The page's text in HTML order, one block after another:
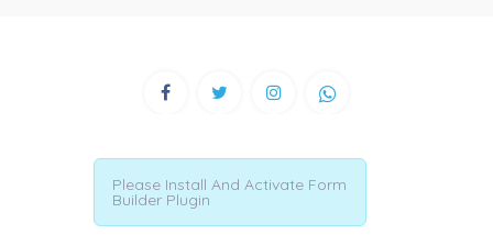
Please Install And Activate Form
Builder Plugin